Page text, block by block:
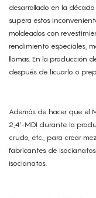
desarrollado en la
supera estos
moldeados con
rendimiento especiales,
llamas. En la producción
después de licuarlo o
Además de hacer que el
2,4'-MDI durante la
crudo, etc., para crear
fabricantes de
isocianatos.